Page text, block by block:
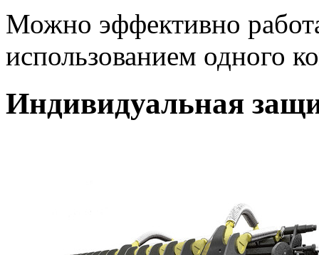
Можно эффективно
использованием одного
Индивидуальная